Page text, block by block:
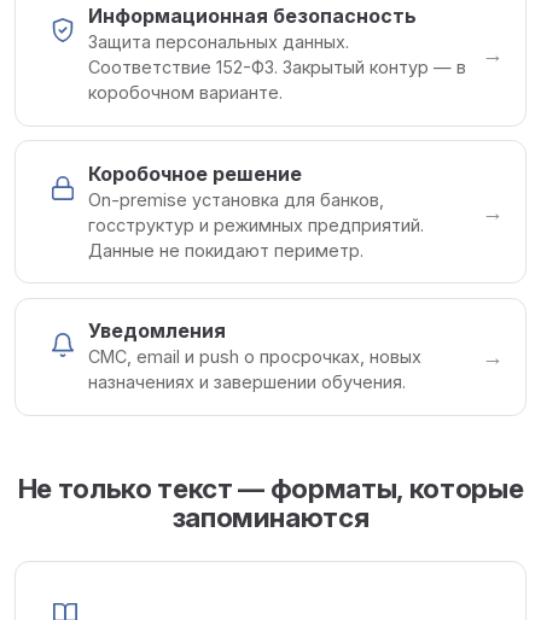
Информационная безопасность
Защита персональных данных.
Соответствие 152-ФЗ. Закрытый контур — в
коробочном варианте.
→
Коробочное решение
On-premise установка для банков,
госструктур и режимных предприятий.
Данные не покидают периметр.
→
Уведомления
СМС, email и push о просрочках, новых
назначениях и завершении обучения.
→
Не только текст — форматы, которые
запоминаются